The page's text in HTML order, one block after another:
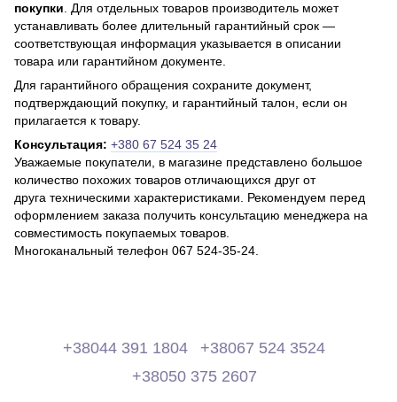
покупки . Для отдельных товаров производитель может
устанавливать более длительный гарантийный срок —
соответствующая информация указывается в описании
товара или гарантийном документе.
Для гарантийного обращения сохраните документ,
подтверждающий покупку, и гарантийный талон, если он
прилагается к товару.
Консультация: +380 67 524 35 24
Уважаемые покупатели, в магазине представлено большое
количество похожих товаров отличающихся друг от
друга техническими характеристиками. Рекомендуем перед
оформлением заказа получить консультацию менеджера на
совместимость покупаемых товаров.
Многоканальный телефон 067 524-35-24.
+38044 391 1804
+38067 524 3524
+38050 375 2607